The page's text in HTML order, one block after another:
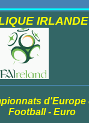
IRLANDE
d'Europe
Football - Euro